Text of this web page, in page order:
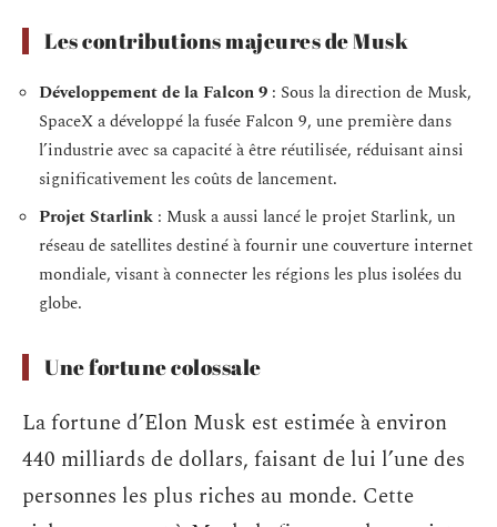
Les contributions majeures de Musk
Développement de la Falcon 9 : Sous la direction de Musk,
SpaceX a développé la fusée Falcon 9, une première dans
l’industrie avec sa capacité à être réutilisée, réduisant ainsi
significativement les coûts de lancement.
Projet Starlink : Musk a aussi lancé le projet Starlink, un
réseau de satellites destiné à fournir une couverture internet
mondiale, visant à connecter les régions les plus isolées du
globe.
Une fortune colossale
La fortune d’Elon Musk est estimée à environ
440 milliards de dollars, faisant de lui l’une des
personnes les plus riches au monde. Cette